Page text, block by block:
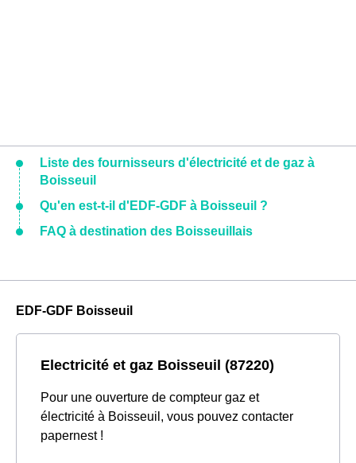
Liste des fournisseurs d'électricité et de gaz à
Boisseuil
Qu'en est-t-il d'EDF-GDF à Boisseuil ?
FAQ à destination des Boisseuillais
EDF-GDF Boisseuil
Electricité et gaz Boisseuil (87220)
Pour une ouverture de compteur gaz et
électricité à Boisseuil, vous pouvez contacter
papernest !